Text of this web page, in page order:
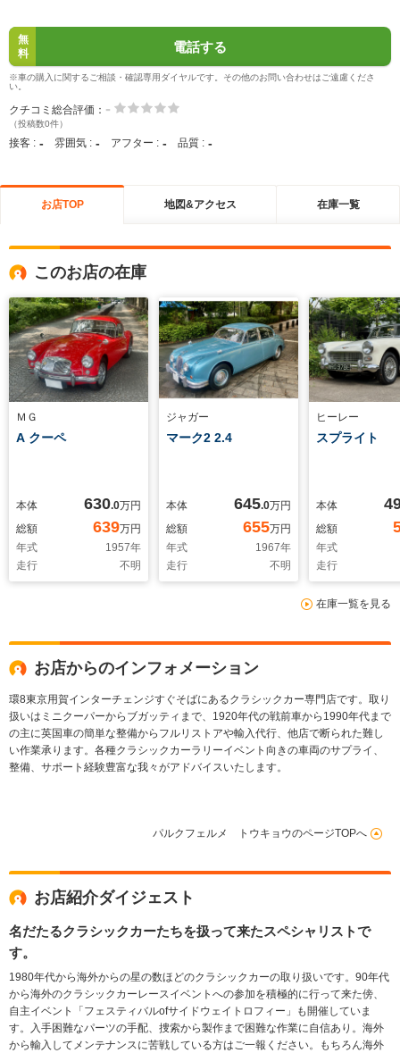
無
料
電話する
※車の購入に関するご相談・確認専用ダイヤルです。その他のお問い合わせはご遠慮くださ
い。
クチコミ総合評価： -
（投稿数0件）
接客 : - 雰囲気 : - アフター : - 品質 : -
お店TOP 地図&アクセス 在庫一覧
このお店の在庫
ＭＧ
A クーペ
本体 630.0万円
総額
639万円
年式
1957年
走行
不明
ジャガー
マーク2 2.4
本体 645.0万円
総額
655万円
年式
1967年
走行
不明
ヒーレー
スプライト
本体
総額
年式
走行
在庫一覧を見る
お店からのインフォメーション
環8東京用賀インターチェンジすぐそばにあるクラシックカー専門店です。取り
扱いはミニクーパーからブガッティまで、1920年代の戦前車から1990年代まで
の主に英国車の簡単な整備からフルリストアや輸入代行、他店で断られた難し
い作業承ります。各種クラシックカーラリーイベント向きの車両のサプライ、
整備、サポート経験豊富な我々がアドバイスいたします。
パルクフェルメ トウキョウのページTOPへ
お店紹介ダイジェスト
名だたるクラシックカーたちを扱って来たスペシャリストで
す。
1980年代から海外からの星の数ほどのクラシックカーの取り扱いです。90年代
から海外のクラシックカーレースイベントへの参加を積極的に行って来た傍、
自主イベント「フェスティバルofサイドウェイトロフィー」も開催していま
す。入手困難なパーツの手配、捜索から製作まで困難な作業に自信あり。海外
から輸入してメンテナンスに苦戦している方はご一報ください。もちろん海外